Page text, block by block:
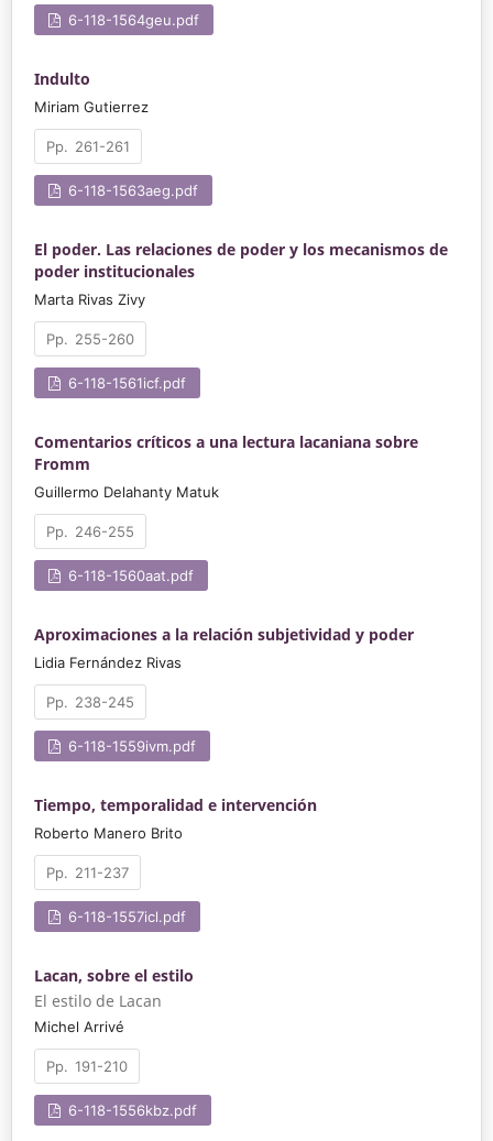
6-118-1564geu.pdf
Indulto
Miriam Gutierrez
261-261
6-118-1563aeg.pdf
El poder. Las relaciones de poder y los mecanismos de
poder institucionales
Marta Rivas Zivy
255-260
6-118-1561icf.pdf
Comentarios críticos a una lectura lacaniana sobre
Fromm
Guillermo Delahanty Matuk
246-255
6-118-1560aat.pdf
Aproximaciones a la relación subjetividad y poder
Lidia Fernández Rivas
238-245
6-118-1559ivm.pdf
Tiempo, temporalidad e intervención
Roberto Manero Brito
211-237
6-118-1557icl.pdf
Lacan, sobre el estilo
El estilo de Lacan
Michel Arrivé
191-210
6-118-1556kbz.pdf